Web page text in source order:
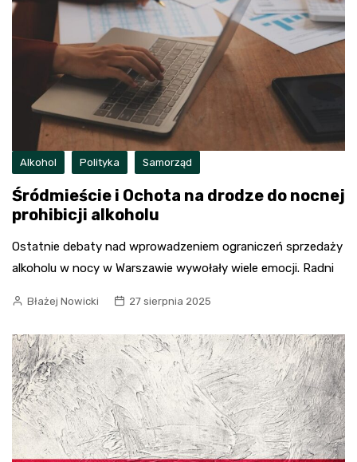
Alkohol Polityka Samorząd
Śródmieście i Ochota na drodze do nocnej
prohibicji alkoholu
Ostatnie debaty nad wprowadzeniem ograniczeń sprzedaży
alkoholu w nocy w Warszawie wywołały wiele emocji. Radni
Błażej Nowicki 27 sierpnia 2025